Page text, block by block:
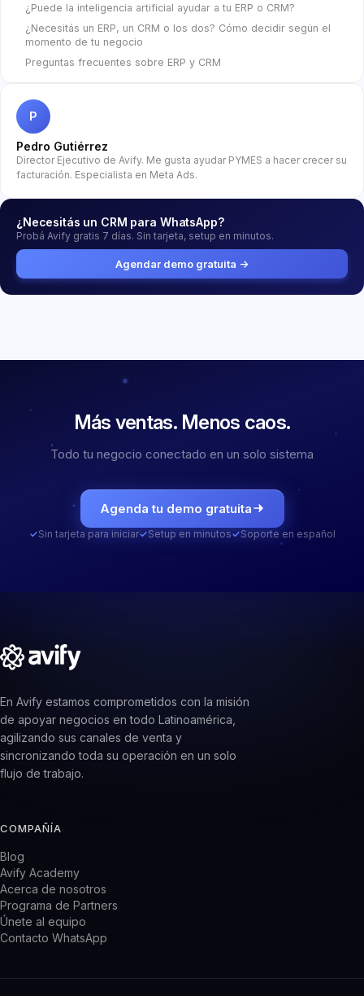
¿Puede la inteligencia artificial ayudar a tu ERP o CRM?
¿Necesitás un ERP, un CRM o los dos? Cómo decidir según el
momento de tu negocio
Preguntas frecuentes sobre ERP y CRM
P
Pedro Gutiérrez
Director Ejecutivo de Avify. Me gusta ayudar PYMES a hacer crecer su
facturación. Especialista en Meta Ads.
¿Necesitás un CRM para WhatsApp?
Probá Avify gratis 7 días. Sin tarjeta, setup en minutos.
Agendar demo gratuita →
Más ventas.Menos caos.
Todo tu negocio conectado en un solo sistema
Agenda tu demo gratuita
✓Sin tarjeta para iniciar✓Setup en minutos✓Soporte en español
En Avify estamos comprometidos con la misión
de apoyar negocios en todo Latinoamérica,
agilizando sus canales de venta y
sincronizando toda su operación en un solo
flujo de trabajo.
COMPAÑÍA
Blog
Avify Academy
Acerca de nosotros
Programa de Partners
Únete al equipo
Contacto WhatsApp
Sistema de inventario